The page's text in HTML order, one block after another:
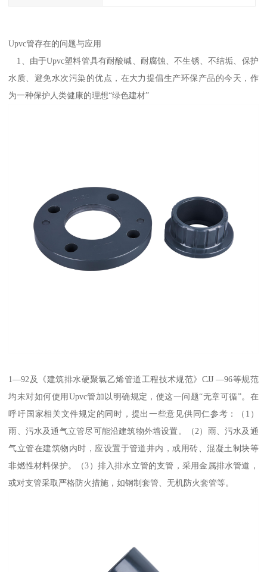
Upvc管存在的问题与应用
1、由于Upvc塑料管具有耐酸碱、耐腐蚀、不生锈、不结垢、保护
水质、避免水次污染的优点，在大力提倡生产环保产品的今天，作
为一种保护人类健康的理想“绿色建材”
1—92及《建筑排水硬聚氯乙烯管道工程技术规范》CJJ —96等规范
均未对如何使用Upvc管加以明确规定，使这一问题“无章可循”。在
呼吁国家相关文件规定的同时，提出一些意见供同仁参考：（1）
雨、污水及通气立管尽可能沿建筑物外墙设置。（2）雨、污水及通
气立管在建筑物内时，应设置于管道井内，或用砖、混凝土制块等
非燃性材料保护。（3）排入排水立管的支管，采用金属排水管道，
或对支管采取严格防火措施，如钢制套管、无机防火套管等。